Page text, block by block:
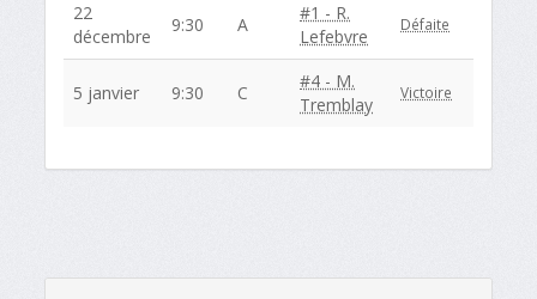
22
décembre
9:30 A
#1 - R.
Lefebvre
Défaite
5 janvier 9:30 C
#4 - M.
Tremblay
Victoire